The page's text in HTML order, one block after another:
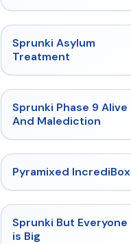
Sprunki Asylum
Treatment
★ 4.4
Sprunki Phase 9 Alive
And Malediction
★ 4.6
Pyramixed IncrediBox
★ 4.5
Sprunki But Everyone
is Big